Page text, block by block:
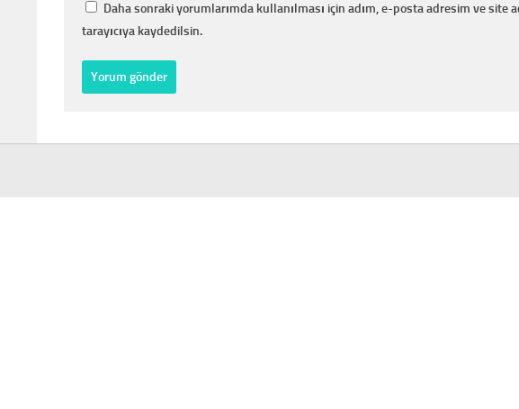
Daha sonraki yorumlarımda kullanılması için adım, e-posta adresim ve site
tarayıcıya kaydedilsin.